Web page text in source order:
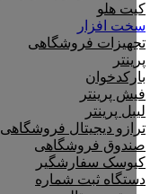
کیت هلو
سخت افزار
تجهیزات فروشگاهی
پرینتر
بارکدخوان
فیش پرینتر
لیبل پرینتر
ترازو دیجیتال فروشگاهی
صندوق فروشگاهی
کیوسک سفارشگیر
دستگاه ثبت شماره